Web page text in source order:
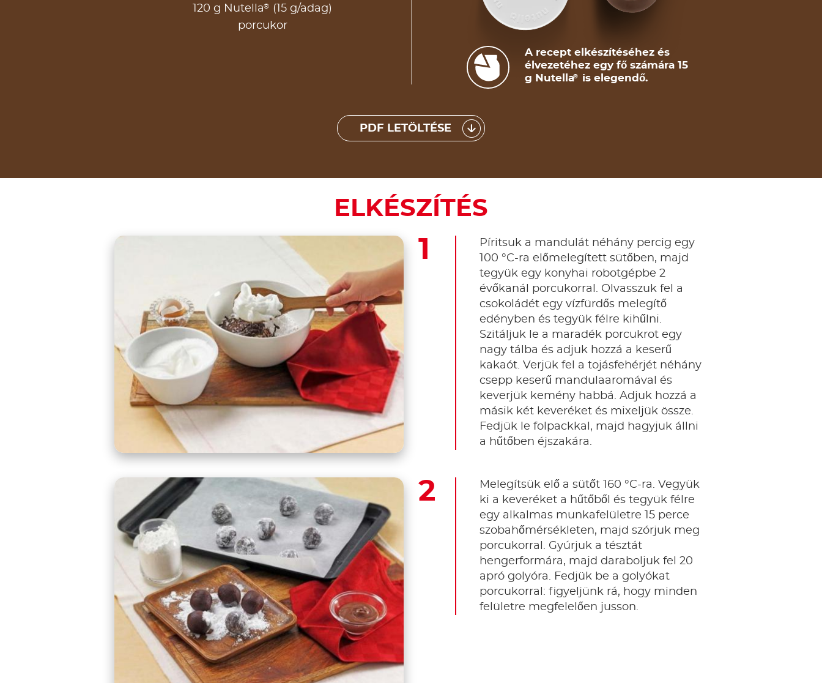
120 g Nutella®
(15 g/adag)
porcukor
A recept elkészítéséhez és
élvezetéhez egy fő számára 15
g Nutella® is elegendő.
PDF LETÖLTÉSE
ELKÉSZÍTÉS
Píritsuk a mandulát néhány percig egy
100 °C-ra előmelegített sütőben, majd
tegyük egy konyhai robotgépbe 2
évőkanál porcukorral. Olvasszuk fel a
csokoládét egy vízfürdős melegítő
edényben és tegyük félre kihűlni.
Szitáljuk le a maradék porcukrot egy
nagy tálba és adjuk hozzá a keserű
kakaót. Verjük fel a tojásfehérjét néhány
csepp keserű mandulaaromával és
keverjük kemény habbá. Adjuk hozzá a
másik két keveréket és mixeljük össze.
Fedjük le folpackkal, majd hagyjuk állni
a hűtőben éjszakára.
Melegítsük elő a sütőt 160 °C-ra. Vegyük
ki a keveréket a hűtőből és tegyük félre
egy alkalmas munkafelületre 15 perce
szobahőmérsékleten, majd szórjuk meg
porcukorral. Gyúrjuk a tésztát
hengerformára, majd daraboljuk fel 20
apró golyóra. Fedjük be a golyókat
porcukorral: figyeljünk rá, hogy minden
felületre megfelelően jusson.